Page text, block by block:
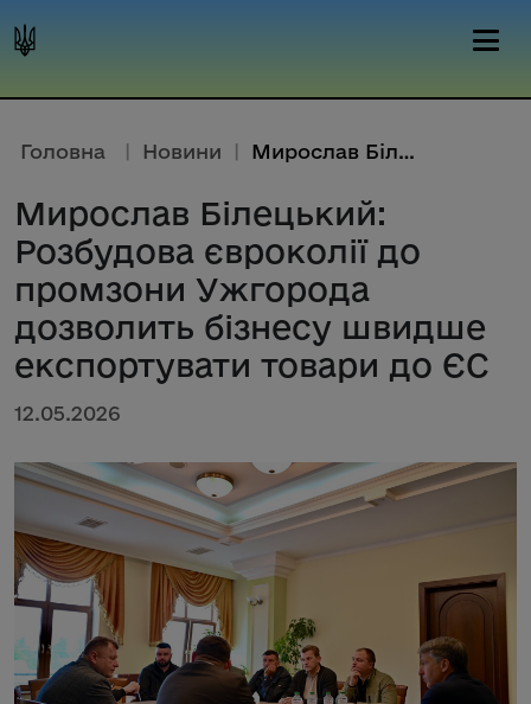
Головна | Новини | Мирослав Білецький: Розбудова ...
Мирослав Білецький:
Розбудова євроколії до
промзони Ужгорода
дозволить бізнесу швидше
експортувати товари до ЄС
12.05.2026